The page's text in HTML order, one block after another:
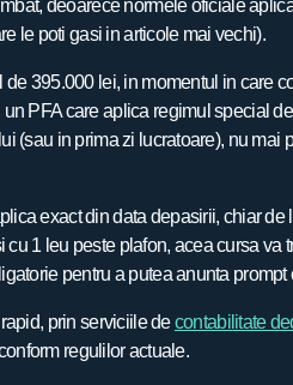
deoarece normele oficiale
le poti gasi in articole mai vechi).
395.000 lei, in momentul in care
PFA care aplica regimul special
(sau in prima zi lucratoare), nu
exact din data depasirii, chiar
1 leu peste plafon, acea cursa
pentru a putea anunta
prin serviciile decontabilitate
regulilor actuale.